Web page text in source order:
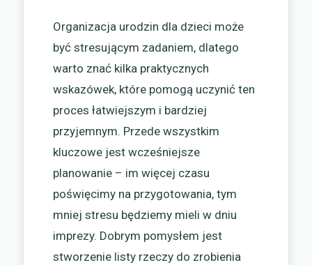
Organizacja urodzin dla dzieci może
być stresującym zadaniem, dlatego
warto znać kilka praktycznych
wskazówek, które pomogą uczynić ten
proces łatwiejszym i bardziej
przyjemnym. Przede wszystkim
kluczowe jest wcześniejsze
planowanie – im więcej czasu
poświęcimy na przygotowania, tym
mniej stresu będziemy mieli w dniu
imprezy. Dobrym pomysłem jest
stworzenie listy rzeczy do zrobienia